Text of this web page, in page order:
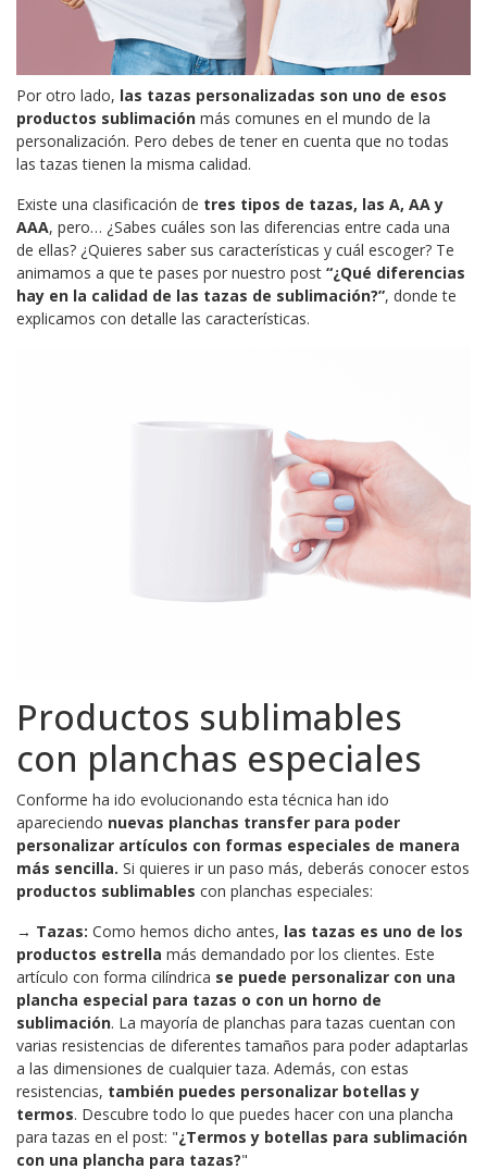
Por otro lado, las tazas personalizadas son uno de esos
productos sublimación más comunes en el mundo de la
personalización. Pero debes de tener en cuenta que no todas
las tazas tienen la misma calidad.
Existe una clasificación de tres tipos de tazas, las A, AA y
AAA, pero… ¿Sabes cuáles son las diferencias entre cada una
de ellas? ¿Quieres saber sus características y cuál escoger? Te
animamos a que te pases por nuestro post “¿Qué diferencias
hay en la calidad de las tazas de sublimación?”, donde te
explicamos con detalle las características.
Productos sublimables
con planchas especiales
Conforme ha ido evolucionando esta técnica han ido
apareciendo nuevas planchas transfer para poder
personalizar artículos con formas especiales de manera
más sencilla. Si quieres ir un paso más, deberás conocer estos
productos sublimables con planchas especiales:
→ Tazas: Como hemos dicho antes, las tazas es uno de los
productos estrella más demandado por los clientes. Este
artículo con forma cilíndrica se puede personalizar con una
plancha especial para tazas o con un horno de
sublimación. La mayoría de planchas para tazas cuentan con
varias resistencias de diferentes tamaños para poder adaptarlas
a las dimensiones de cualquier taza. Además, con estas
resistencias, también puedes personalizar botellas y
termos. Descubre todo lo que puedes hacer con una plancha
para tazas en el post: "¿Termos y botellas para sublimación
con una plancha para tazas?"